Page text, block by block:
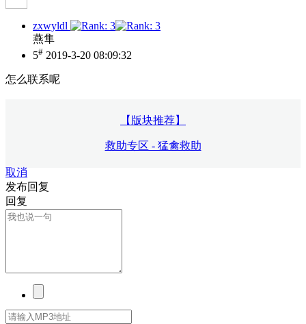
zxwyldl
燕隼
5# 2019-3-20 08:09:32
怎么联系呢
【版块推荐】
救助专区 - 猛禽救助
取消
发布回复
回复